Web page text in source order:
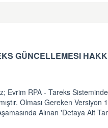
Evrim RPA - Tareks
Olması Gereken
Alınan 'Detaya Ait